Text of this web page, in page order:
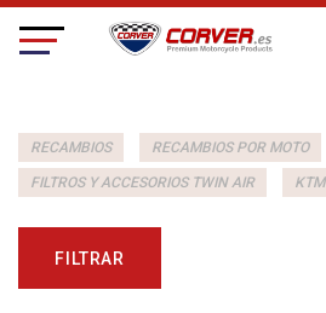
RECAMBIOS RECAMBIOS POR MOTO
FILTROS Y ACCESORIOS TWIN AIR KTM
FILTRAR